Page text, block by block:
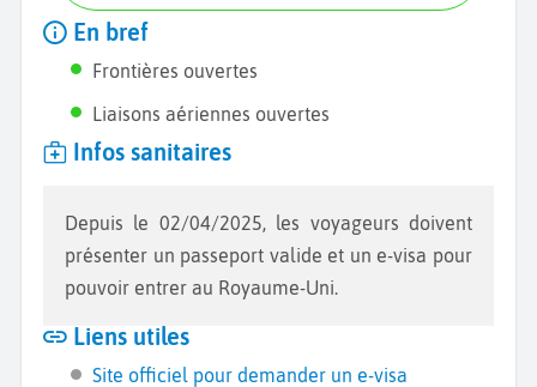
En bref
Frontières ouvertes
Liaisons aériennes ouvertes
Infos sanitaires
Depuis le 02/04/2025, les voyageurs doivent
présenter un passeport valide et un e-visa pour
pouvoir entrer au Royaume-Uni.
Liens utiles
Site officiel pour demander un e-visa